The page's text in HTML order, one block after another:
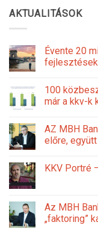
AKTUALITÁSOK
Évente 20
fejlesztések
100
már a kkv-k
AZ MBH
előre,
KKV Portré
Az MBH
„faktoring”